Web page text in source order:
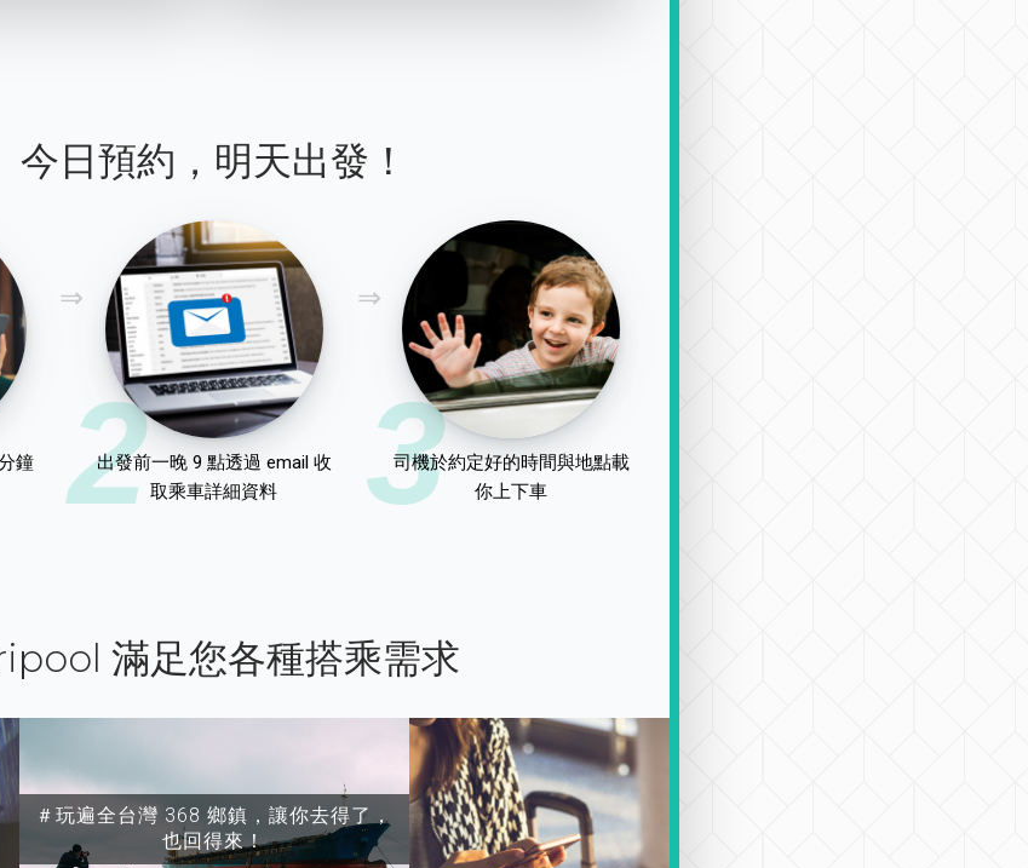
今日預約，明天出發！
鐘
2
出發前一晚 9 點透過 email 收
取乘車詳細資料
3
司機於約定好的時間與地點載
你上下車
滿足您各種搭乘需求
＃玩遍全台灣 368 鄉鎮，讓你去得了，
也回得來！